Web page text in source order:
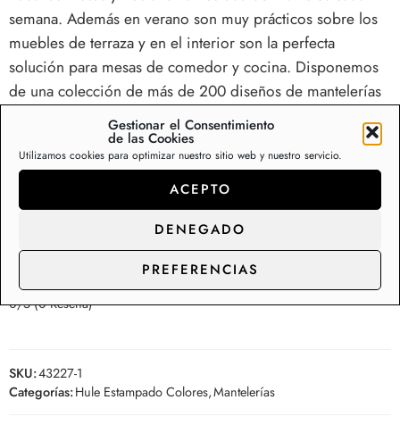
Gestionar el Consentimiento
de las Cookies
Utilizamos cookies para optimizar nuestro sitio web y nuestro servicio.
ACEPTO
DENEGADO
PREFERENCIAS
semana. Además en verano son muy prácticos sobre los
muebles de terraza y en el interior son la perfecta
solución para mesas de comedor y cocina. Disponemos
de una colección de más de 200 diseños de mantelerías
de hule en Stock, con capacidad de suministro y
distribución para los clientes de gran consumo.
Somos fabricantes de rollos de hule y manteles,
contacte con nosotros para precios de
0/5(0 Reseña)
SKU:43227-1
Categorías:Hule Estampado Colores,Mantelerías